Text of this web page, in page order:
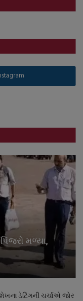
મળ્યા,
ડેટિંગની ચર્ચાએ જોર